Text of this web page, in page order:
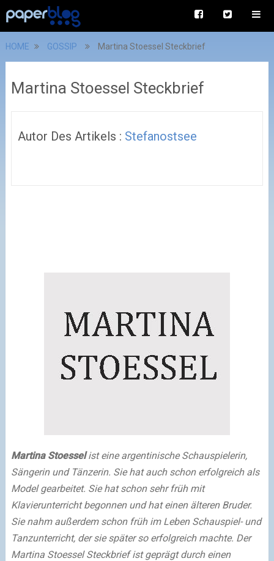
HOME GOSSIP Martina Stoessel Steckbrief
Martina Stoessel Steckbrief
Autor Des Artikels : Stefanostsee
Martina Stoesselist eine argentinische Schauspielerin,
Sängerin und Tänzerin. Sie hat auch schon erfolgreich als
Model gearbeitet. Sie hat schon sehr früh mit
Klavierunterricht begonnen und hat einen älteren Bruder.
Sie nahm außerdem schon früh im Leben Schauspiel- und
Tanzunterricht, der sie später so erfolgreich machte. Der
Martina Stoessel Steckbrief ist geprägt durch einen